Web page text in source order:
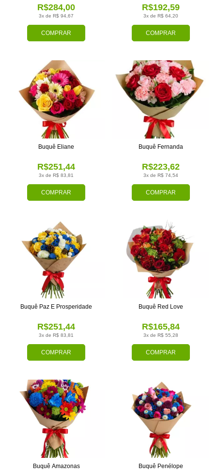
COMPRAR
3x de R$ 94,67
R$284,00
COMPRAR
3x de R$ 64,20
R$192,59
COMPRAR
3x de R$ 83,81
R$251,44
Buquê Eliane
COMPRAR
3x de R$ 74,54
R$223,62
Buquê Fernanda
COMPRAR
3x de R$ 83,81
R$251,44
Buquê Paz E Prosperidade
COMPRAR
3x de R$ 55,28
R$165,84
Buquê Red Love
Buquê Amazonas Buquê Penélope